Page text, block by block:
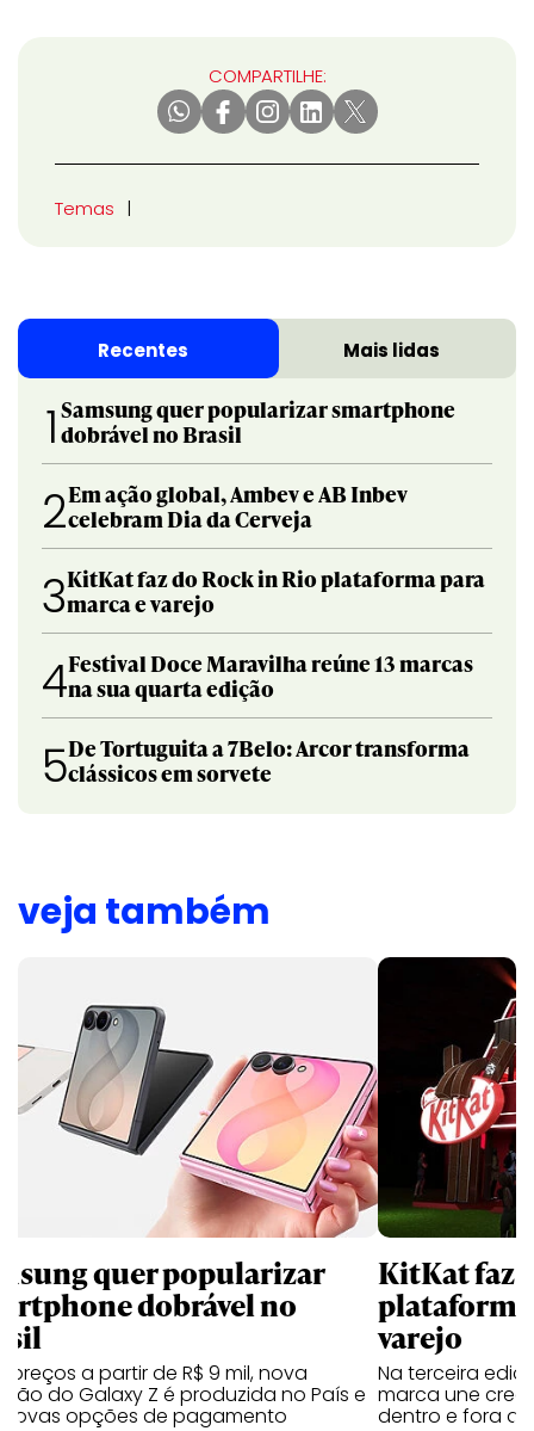
COMPARTILHE:
Temas
Recentes Mais lidas
1 Samsung quer popularizar smartphone
dobrável no Brasil
2Em ação global, Ambev e AB Inbev
celebram Dia da Cerveja
3KitKat faz do Rock in Rio plataforma para
marca e varejo
4Festival Doce Maravilha reúne 13 marcas
na sua quarta edição
5De Tortuguita a 7Belo: Arcor transforma
clássicos em sorvete
veja também
quer popularizar
dobrável no
preços a partir de R$ 9 mil, nova
do Galaxy Z é produzida no País e
opções de pagamento
KitKat faz
plataforma
varejo
Na terceira
marca une
dentro e fora